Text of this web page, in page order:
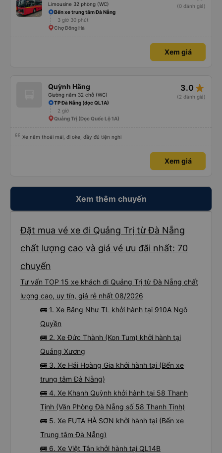
Limousine 32 phòng (WC)
(0 đánh giá)
Bến xe trung tâm Đà Nẵng
3 giờ 30 phút
Chợ Đông Hà
Xem giá
Quỳnh Hằng
Giường nằm 32 chỗ (WC)
3.0 star_rate
(2 đánh giá)
TP Đà Nẵng (dọc QL1A)
2 giờ
Quảng Trị (Dọc Quốc Lộ 1A)
Xe nằm thoải mái, đi oke, đầy đủ tiện nghi
Xem giá
Xem thêm chuyến
Đặt mua vé xe đi Quảng Trị từ Đà Nẵng
chất lượng cao và giá vé ưu đãi nhất: 70
chuyến
Tư vấn TOP 15 xe khách đi Quảng Trị từ Đà Nẵng chất
lượng cao, uy tín, giá rẻ nhất 08/2026
🚌 1. Xe Băng Như TL khởi hành tại 910A Ngô
Quyền
🚌 2. Xe Đức Thành (Kon Tum) khởi hành tại
Quảng Xương
🚌 3. Xe Hải Hoàng Gia khởi hành tại (Bến xe
trung tâm Đà Nẵng)
🚌 4. Xe Khanh Quỳnh khởi hành tại 58 Thanh
Tịnh (Văn Phòng Đà Nẵng số 58 Thanh Tịnh)
🚌 5. Xe FUTA HÀ SƠN khởi hành tại (Bến xe
Trung tâm Đà Nẵng)
🚌 6. Xe Việt Tân khởi hành tại QL14B